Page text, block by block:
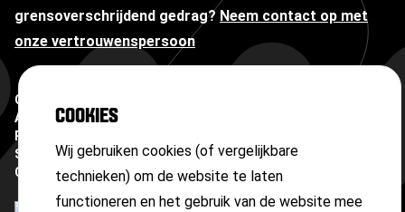
COOKIES
Wij gebruiken cookies (of vergelijkbare
technieken) om de website te laten
functioneren en het gebruik van de website mee
grensoverschrijdend gedrag? Neem contact op met
onze vertrouwenspersoon
Copyright ©
Algemene voorwaarden
Privacyverklaring
Sitemap
Cookies